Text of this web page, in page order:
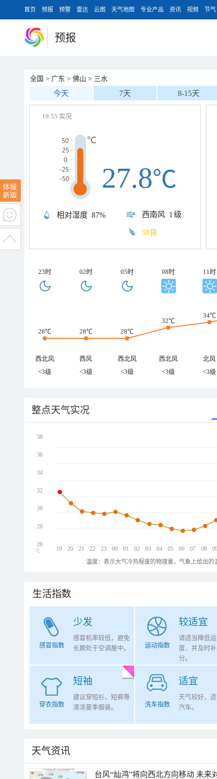
首页 预报 预警 雷达 云图 天气地图 专业产品 资讯 视频 节气
预报
全国 > 广东 > 佛山 > 三水
今天 7天 8-15天
19:55 实况
相对湿度 87% 西南风 1级
27.8℃
58良
23时 02时 05时 08时 11时
28℃ 28℃ 28℃
32℃
34℃
西北风 西风 西北风 西北风
北风
<3级
<3级 <3级 <3级 <3级
整点天气实况
19 20 21 22 23 00 01 02 03 04 05 06 07 08
38
36
34
32
30
28
26
℃
温度：表示大气冷热程度的物理量，气象上给出
生活指数
少发
感冒指数
感冒机率较低，避免
长期处于空调屋中。
较适宜
运动指数
请适当降低
度，并及时
分。
短袖
穿衣指数
建议穿短衫、短裤等
清凉夏季服装。
适宜
洗车指数
天气较好，
汽车。
天气资讯
台风“灿鸿”将向西北方向移动 未来